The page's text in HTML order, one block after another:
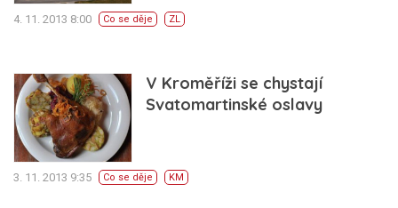
4. 11. 2013 8:00 Co se děje ZL
V Kroměříži se chystají
Svatomartinské oslavy
3. 11. 2013 9:35 Co se děje KM